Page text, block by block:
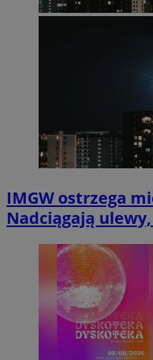
IMGW ostrzega
Nadciągają